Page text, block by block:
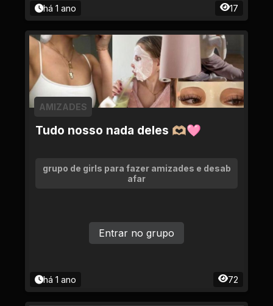
há 1 ano 17
Tudo nosso nada deles 🫶🏼🩷
AMIZADES
grupo de girls para fazer amizades e desab
afar
há 1 ano 72
Entrar no grupo